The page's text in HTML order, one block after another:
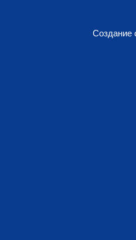
Создание